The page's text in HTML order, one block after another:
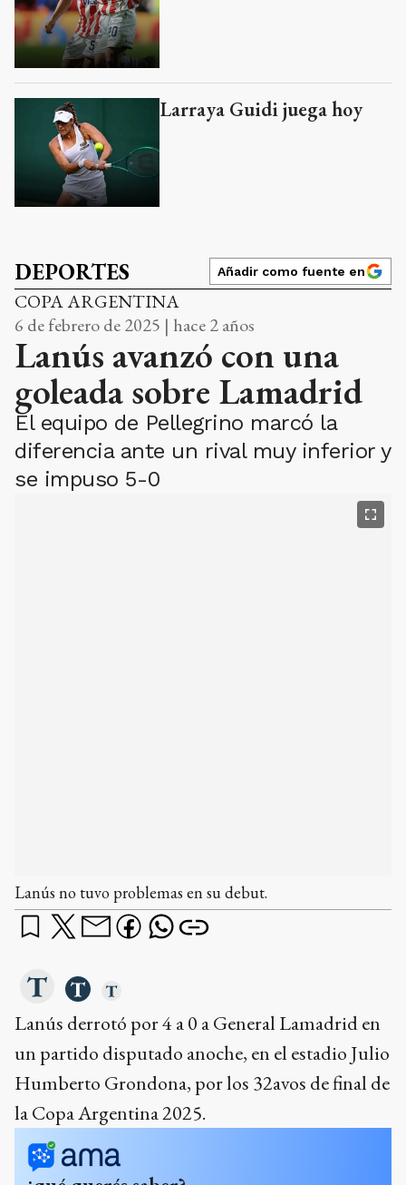
Larraya Guidi juega hoy
DEPORTES Añadir como fuente en
COPA ARGENTINA
6 de febrero de 2025 | hace 2 años
Lanús avanzó con una
goleada sobre Lamadrid
El equipo de Pellegrino marcó la
diferencia ante un rival muy inferior y
se impuso 5-0
Lanús derrotó por 4 a 0 a General Lamadrid en
Humberto Grondona, por los 32avos de final de
la Copa Argentina 2025.
¿qué querés saber?
Dame un resumen
Ads